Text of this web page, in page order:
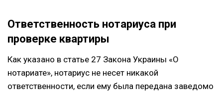
Ответственность нотариуса при
проверке квартиры
Как указано в статье 27 Закона Украины «О
нотариате», нотариус не несет никакой
ответственности, если ему была передана заведомо